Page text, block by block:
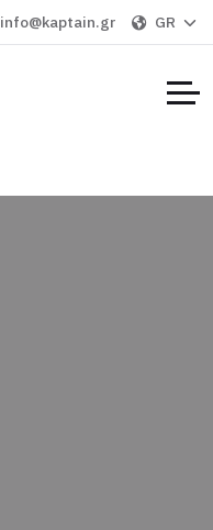
info@kaptain.gr GR